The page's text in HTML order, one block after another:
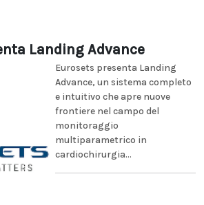
Landing Advance
Eurosets presenta Landing
Advance, un sistema completo
e intuitivo che apre nuove
frontiere nel campo del
monitoraggio
multiparametrico in
cardiochirurgia...